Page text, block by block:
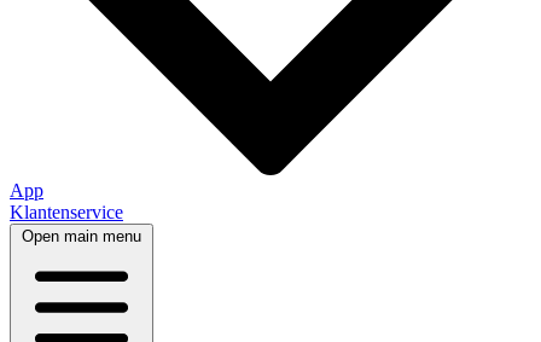
App
Klantenservice
Open main menu